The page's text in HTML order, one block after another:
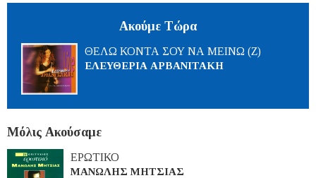
Ακούμε Τώρα
ΘΕΛΩ ΚΟΝΤΑ ΣΟΥ ΝΑ ΜΕΙΝΩ (Ζ)
ΕΛΕΥΘΕΡΙΑ ΑΡΒΑΝΙΤΑΚΗ
Μόλις Ακούσαμε
ΕΡΩΤΙΚΟ
ΜΑΝΩΛΗΣ ΜΗΤΣΙΑΣ